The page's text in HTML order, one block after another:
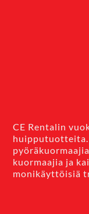
CE Rentalin
huipputuotteita.
kuormaajia ja
monikäyttöisiä